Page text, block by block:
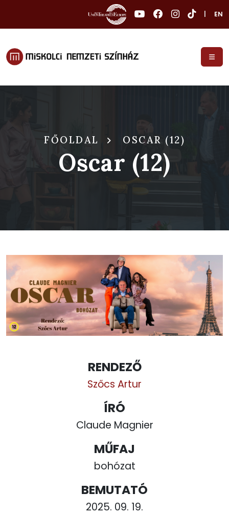
EN
FŐOLDAL OSCAR (12)
Oscar (12)
RENDEZŐ
Szőcs Artur
ÍRÓ
Claude Magnier
MŰFAJ
bohózat
BEMUTATÓ
2025. 09. 19.